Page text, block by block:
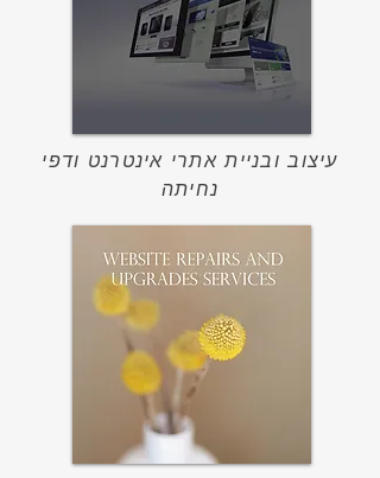
עיצוב ובניית אתרי אינטרנט ודפי
נחיתה